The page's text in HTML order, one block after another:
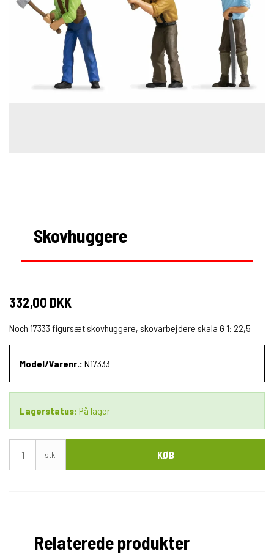
Skovhuggere
332,00 DKK
Noch 17333 figursæt skovhuggere, skovarbejdere skala G 1: 22,5
Model/Varenr.: N17333
Lagerstatus: På lager
stk. KØB
Relaterede produkter